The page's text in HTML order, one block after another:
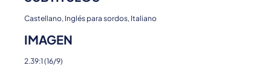
Castellano, Inglés para sordos, Italiano
IMAGEN
2.39:1 (16/9)